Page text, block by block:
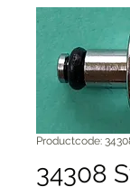
Productcode:
34308